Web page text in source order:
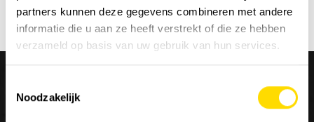
partners kunnen deze gegevens combineren met andere
informatie die u aan ze heeft verstrekt of die ze hebben
verzameld op basis van uw gebruik van hun services.
Noodzakelijk